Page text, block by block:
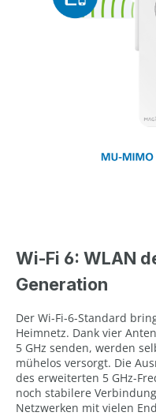
Wi-Fi 6: WLAN
Generation
Der Wi-Fi-6-Standard
Heimnetz. Dank vier
5 GHz senden, werden
mühelos versorgt. Die
des erweiterten 5 GHz-
noch stabilere
Netzwerken mit vielen